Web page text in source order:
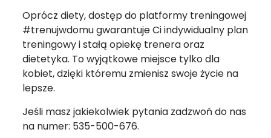
Oprócz diety, dostęp do platformy treningowej
#trenujwdomu gwarantuje Ci indywidualny plan
treningowy i stałą opiekę trenera oraz
dietetyka. To wyjątkowe miejsce tylko dla
kobiet, dzięki któremu zmienisz swoje życie na
lepsze.
Jeśli masz jakiekolwiek pytania zadzwoń do nas
na numer: 535-500-676.